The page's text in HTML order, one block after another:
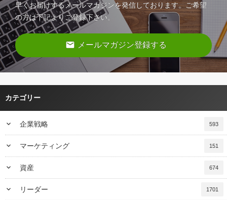
早くお届けするメールマガジンを発信しております。ご希望
の方は下記よりご登録下さい。
email メールマガジン登録する
カテゴリー
keyboard_arrow_down 企業戦略 593
keyboard_arrow_down マーケティング 151
keyboard_arrow_down 資産 674
keyboard_arrow_down リーダー 1701